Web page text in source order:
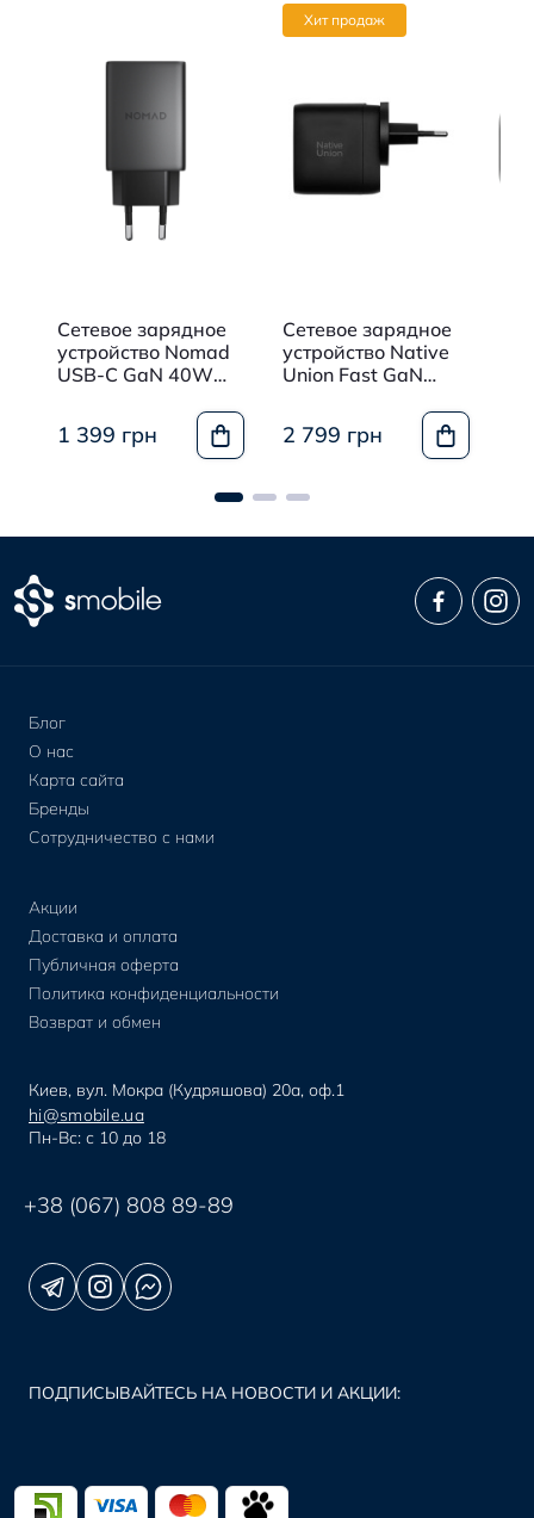
Сетевое зарядное
устройство Nomad
USB-C GaN 40W
Adapter Carbide
(NM014773858)
1 399 грн
Хит продаж
Сетевое зарядное
устройство Native
Union Fast GaN
Ports Black (FAST-
PD67-BLK-2CA)
2 799 грн
Блог
О нас
Карта сайта
Бренды
Сотрудничество с нами
Акции
Доставка и оплата
Публичная оферта
Политика конфиденциальности
Возврат и обмен
Киев, вул. Мокра (Кудряшова) 20а, оф.1
hi@smobile.ua
Пн-Вс: с 10 до 18
+38 (067) 808 89-89
ПОДПИСЫВАЙТЕСЬ НА НОВОСТИ И АКЦИИ: